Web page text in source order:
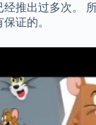
推出过多次。
证的。